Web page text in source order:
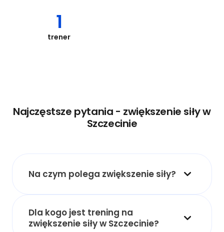
1
trener
Najczęstsze pytania - zwiększenie siły w
Szczecinie
Na czym polega zwiększenie siły?
Dla kogo jest trening na
zwiększenie siły w Szczecinie?